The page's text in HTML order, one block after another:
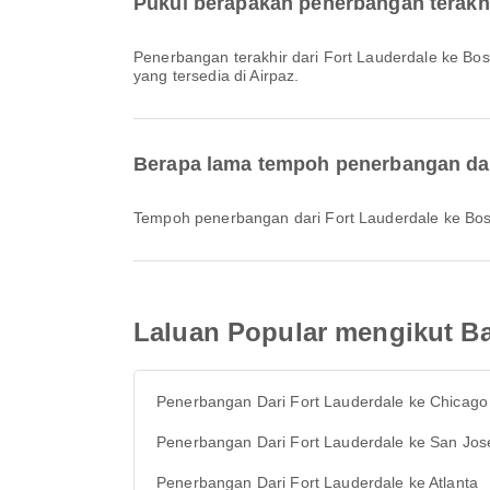
Penerbangan terakhir dari Fort Lauderdale ke Boston dengan JetBlue berlepas pada 21:10. Anda boleh melihat jadual ini dan membandingkan pilihan penerbangan lain
yang tersedia di Airpaz.
Berapa lama tempoh penerbangan
Tempoh penerbangan dari Fort Lauderdale ke
Laluan Popular mengikut
Penerbangan Dari Fort Lauderdale ke Chicago
Penerbangan Dari Fort Lauderdale ke San
Penerbangan Dari Fort Lauderdale ke Atlanta